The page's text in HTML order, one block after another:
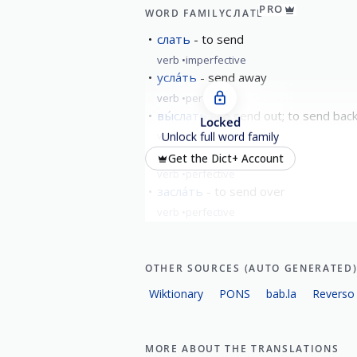
WORD FAMILYСЛАТЬPRO
слать to send
verb imperfective
усла́ть send away
verb perfective
вы́слать to send out; to send
verb perfective
досла́ть to send up to
verb perfective
засла́ть
Locked
Unlock full word family
Get the Dict+ Account
OTHER SOURCES (AUTO GENERATED)
Wiktionary PONS bab.la Reverso
MORE ABOUT THE TRANSLATIONS